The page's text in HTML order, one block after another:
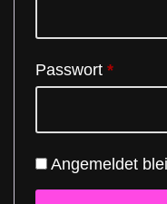
Passwort *
Angemeldet